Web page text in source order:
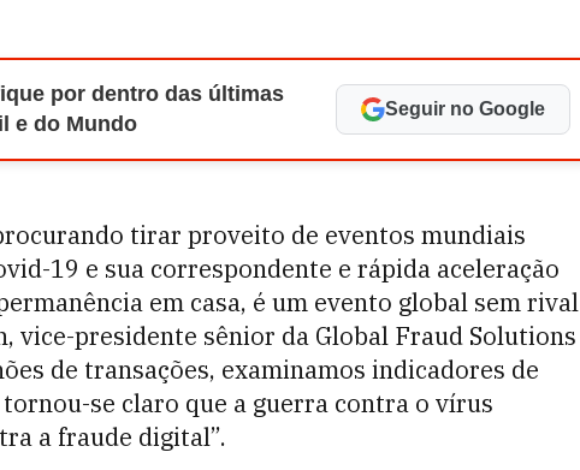
por dentro das últimas
e do Mundo
Seguir no Google
tirar proveito de eventos mundiais
19 e sua correspondente e rápida aceleração
em casa, é um evento global sem rival
vice-presidente sênior da Global Fraud Solutions
de transações, examinamos indicadores de
se claro que a guerra contra o vírus
a fraude digital”.